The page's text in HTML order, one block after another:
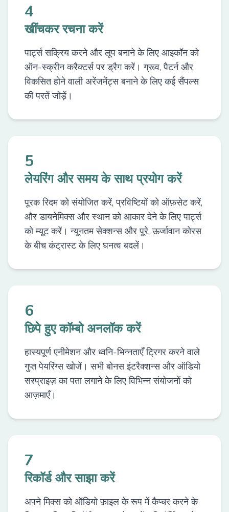
4
खींचकर रचना करें
पार्ट्स सक्रिय करने और लूप बनाने के लिए आइकॉन को
ऑन-स्क्रीन करैक्टर्स पर ड्रैग करें। ग्रूव, पैटर्न और
विकसित होने वाली अरेंजमेंट्स बनाने के लिए कई सैंपल्स
की परतें जोड़ें।
5
लेयरिंग और समय के साथ प्रयोग करें
पूरक रिदम को संयोजित करें, प्रविष्टियों को ऑफ़सेट करें,
और डायनेमिक्स और स्थान को आकार देने के लिए पार्ट्स
को म्यूट करें। न्यूनतम सेक्शन्स और पूरे, ऊर्जावान कोरस
के बीच कंट्रास्ट के लिए घनत्व बदलें।
6
छिपे हुए कॉम्बो अनलॉक करें
हास्यपूर्ण एनीमेशन और ध्वनि-भिन्नताएँ ट्रिगर करने वाले
गुप्त पेयरिंग्स खोजें। सभी बोनस इंटरैक्शन्स और ऑडियो
सरप्राइज़ का पता लगाने के लिए विभिन्न संयोजनों को
आज़माएँ।
7
रिकॉर्ड और साझा करें
अपने मिक्स को ऑडियो फ़ाइल के रूप में कैप्चर करने के